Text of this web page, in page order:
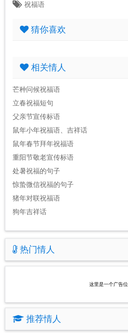
祝福语
猜你喜欢
相关情人
芒种问候祝福语
立春祝福短句
父亲节宣传标语
鼠年小年祝福语、吉祥话
鼠年春节拜年祝福语
重阳节敬老宣传标语
处暑祝福的句子
惊蛰微信祝福的句子
猪年对联祝福语
狗年吉祥话
热门情人
这里是一个广告位
推荐情人